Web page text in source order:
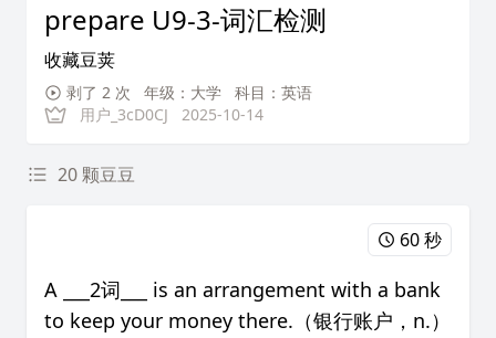
prepare U9-3-词汇检测
收藏豆荚
剥了 2 次 年级：大学
科目：英语
用户_3cD0CJ
2025-10-14
20 颗豆豆
60 秒
A ___2词___ is an arrangement with a bank
to keep your money there.（银行账户，n.）